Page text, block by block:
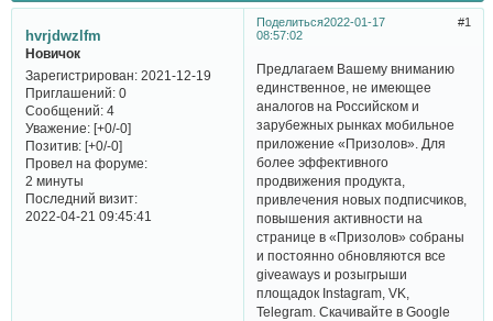
Поделиться 1
2022-01-17
08:57:02
hvrjdwzlfm
Новичок
Зарегистрирован: 2021-12-19
Приглашений:0
Сообщений:4
Уважение: [+0/-0]
Позитив: [+0/-0]
Провел на форуме:
2 минуты
Последний визит:
2022-04-21 09:45:41
Предлагаем Вашему вниманию
единственное, не имеющее
аналогов на Российском и
зарубежных рынках мобильное
приложение «Призолов». Для
более эффективного
продвижения продукта,
привлечения новых подписчиков,
повышения активности на
странице в «Призолов» собраны
и постоянно обновляются все
giveaways и розыгрыши
площадок Instagram, VK,
Telegram. Скачивайте в Google